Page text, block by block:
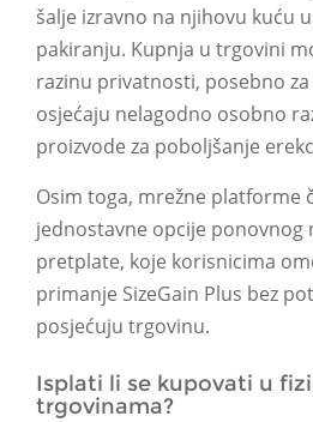
šalje izravno na njihovu kuću
pakiranju. Kupnja u trgovini
razinu privatnosti, posebno
osjećaju nelagodno osobno
proizvode za poboljšanje
Osim toga, mrežne platforme
jednostavne opcije ponovnog
pretplate, koje korisnicima
primanje SizeGain Plus bez
posjećuju trgovinu.
Isplati li se kupovati u
trgovinama?